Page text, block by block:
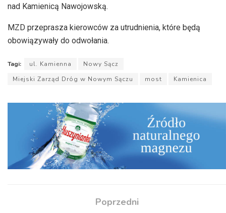
nad Kamienicą Nawojowską.
MZD przeprasza kierowców za utrudnienia, które będą
obowiązywały do odwołania.
Tagi: ul. Kamienna
Nowy Sącz
Miejski Zarząd Dróg w Nowym Sączu
most Kamienica
Poprzedni